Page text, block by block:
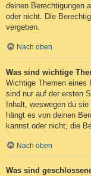
deinen Berechtigungen
oder nicht. Die
vergeben.
Nach oben
Was sind wichtige
Wichtige Themen eines
sind nur auf der ersten
Inhalt, weswegen du
hängt es von deinen
kannst oder nicht; die
Nach oben
Was sind